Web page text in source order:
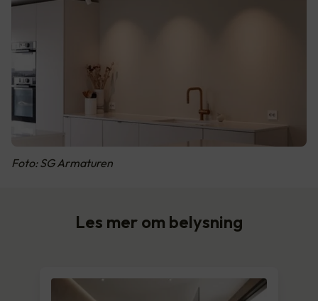
Foto: SG Armaturen
Les mer om belysning